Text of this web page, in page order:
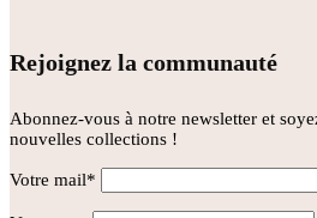
Rejoignez la communauté
Abonnez-vous à notre newsletter et
nouvelles collections !
Votre mail*